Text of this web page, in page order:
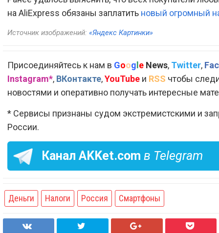
на AliExpress обязаны заплатить новый огромный
Источник изображений: «Яндекс Картинки»
Присоединяйтесь к нам в Google News, Twitter,
Instagram*, ВКонтакте,YouTube и RSS чтобы
новостями и оперативно получать интересные
* Сервисы признаны судом экстремистскими и
России.
Канал AKKet.com в Telegram
Деньги Налоги Россия Смартфоны